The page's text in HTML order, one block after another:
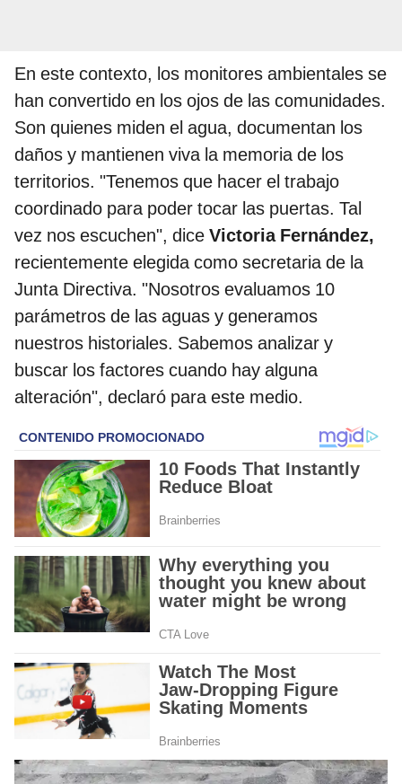
En este contexto, los monitores ambientales se
han convertido en los ojos de las comunidades.
Son quienes miden el agua, documentan los
daños y mantienen viva la memoria de los
territorios. "Tenemos que hacer el trabajo
coordinado para poder tocar las puertas. Tal
vez nos escuchen", dice Victoria Fernández,
recientemente elegida como secretaria de la
Junta Directiva. "Nosotros evaluamos 10
parámetros de las aguas y generamos
nuestros historiales. Sabemos analizar y
buscar los factores cuando hay alguna
alteración", declaró para este medio.